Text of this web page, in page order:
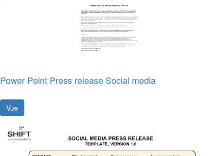
Power Point Press release Social media
Vue